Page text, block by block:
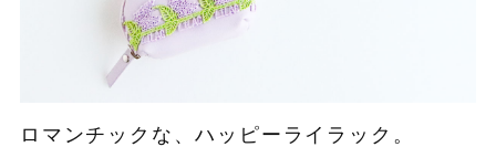
ロマンチックな、ハッピーライラック。